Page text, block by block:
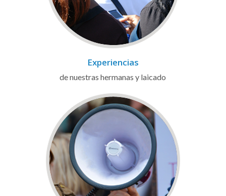
Experiencias
de nuestras hermanas y laicado